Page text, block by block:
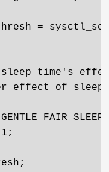
=
time's
effect of